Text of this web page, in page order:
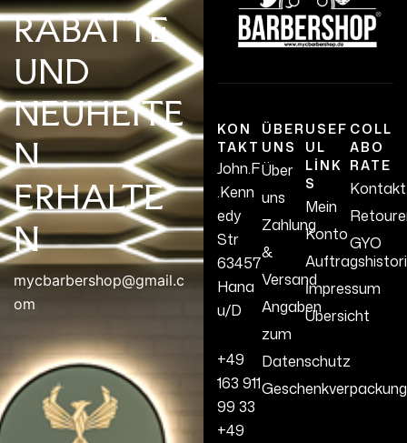
KON
TAKT
John.F
.Kenn
edy
Str
63457
Hana
u/D
+49
163 911
99 33
+49
ÜBER
UNS
Über
uns
Zahlung
&
Versand
Angaben
zum
Datenschutz
Geschenkverpackung
USEF
UL
LINK
S
Mein
Konto
İmpressum
Übersicht
COLL
ABO
RATE
Kontakt
GYO
RABATTE
UND
NEUHEITE
N
ERHALTE
N
mycbarbershop@gmail.c
om